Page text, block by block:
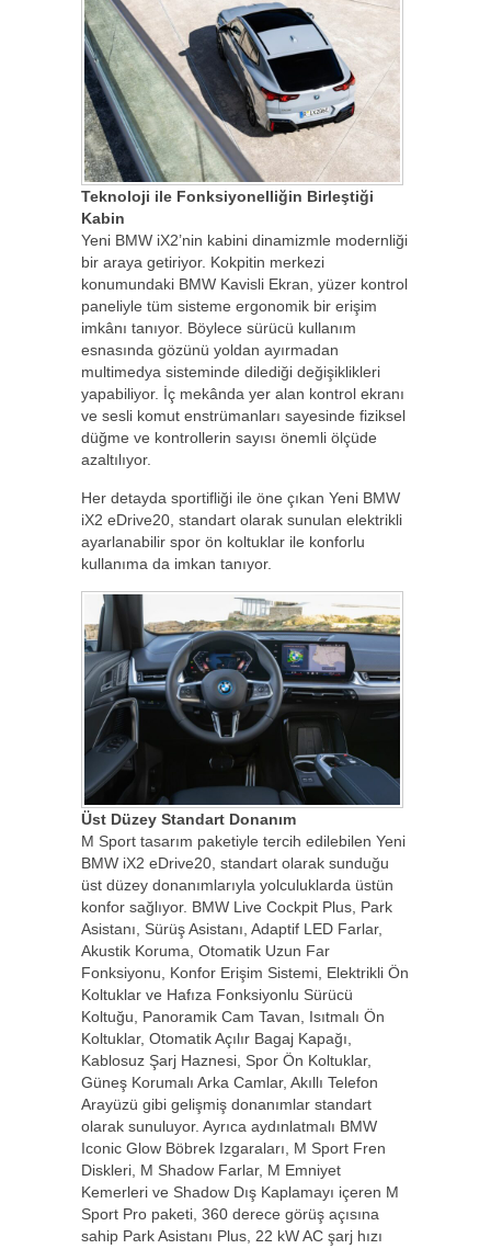
Teknoloji ile Fonksiyonelliğin Birleştiği
Kabin
Yeni BMW iX2’nin kabini dinamizmle modernliği
bir araya getiriyor. Kokpitin merkezi
konumundaki BMW Kavisli Ekran, yüzer kontrol
paneliyle tüm sisteme ergonomik bir erişim
imkânı tanıyor. Böylece sürücü kullanım
esnasında gözünü yoldan ayırmadan
multimedya sisteminde dilediği değişiklikleri
yapabiliyor. İç mekânda yer alan kontrol ekranı
ve sesli komut enstrümanları sayesinde fiziksel
düğme ve kontrollerin sayısı önemli ölçüde
azaltılıyor.
Her detayda sportifliği ile öne çıkan Yeni BMW
iX2 eDrive20, standart olarak sunulan elektrikli
ayarlanabilir spor ön koltuklar ile konforlu
kullanıma da imkan tanıyor.
Üst Düzey Standart Donanım
M Sport tasarım paketiyle tercih edilebilen Yeni
BMW iX2 eDrive20, standart olarak sunduğu
üst düzey donanımlarıyla yolculuklarda üstün
konfor sağlıyor. BMW Live Cockpit Plus, Park
Asistanı, Sürüş Asistanı, Adaptif LED Farlar,
Akustik Koruma, Otomatik Uzun Far
Fonksiyonu, Konfor Erişim Sistemi, Elektrikli Ön
Koltuklar ve Hafıza Fonksiyonlu Sürücü
Koltuğu, Panoramik Cam Tavan, Isıtmalı Ön
Koltuklar, Otomatik Açılır Bagaj Kapağı,
Kablosuz Şarj Haznesi, Spor Ön Koltuklar,
Güneş Korumalı Arka Camlar, Akıllı Telefon
Arayüzü gibi gelişmiş donanımlar standart
olarak sunuluyor. Ayrıca aydınlatmalı BMW
Iconic Glow Böbrek Izgaraları, M Sport Fren
Diskleri, M Shadow Farlar, M Emniyet
Kemerleri ve Shadow Dış Kaplamayı içeren M
Sport Pro paketi, 360 derece görüş açısına
sahip Park Asistanı Plus, 22 kW AC şarj hızı